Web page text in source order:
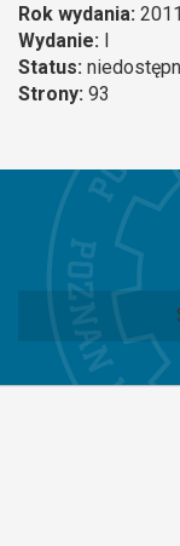
Rok wydania: 2011
Wydanie: I
Status:
Strony: 93